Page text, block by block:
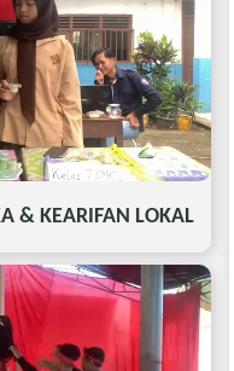
& KEARIFAN LOKAL